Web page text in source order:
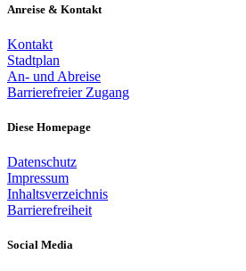
Anreise & Kontakt
Kontakt
Stadtplan
An- und Abreise
Barrierefreier Zugang
Diese Homepage
Datenschutz
Impressum
Inhaltsverzeichnis
Barrierefreiheit
Social Media